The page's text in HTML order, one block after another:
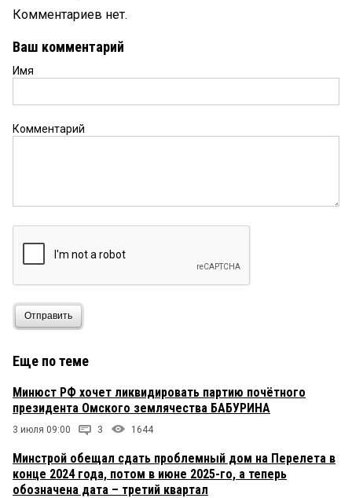
Комментариев нет.
Ваш комментарий
Имя
Комментарий
Отправить
Еще по теме
Минюст РФ хочет ликвидировать партию почётного
президента Омского землячества БАБУРИНА
3 июля 09:00 3 1644
Минстрой обещал сдать проблемный дом на Перелета в
конце 2024 года, потом в июне 2025-го, а теперь
обозначена дата – третий квартал